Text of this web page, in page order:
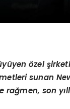
özel
sunan
son